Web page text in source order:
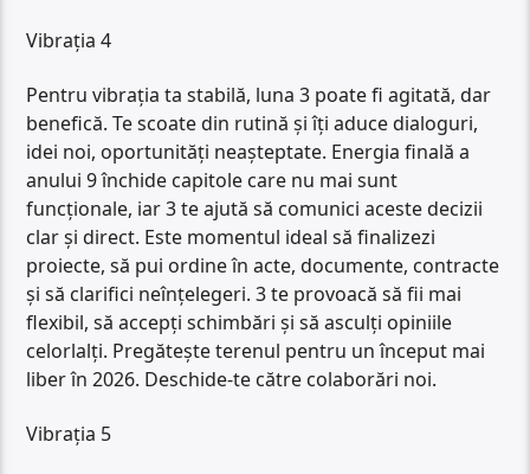
Vibrația 4
Pentru vibrația ta stabilă, luna 3 poate fi agitată, dar
benefică. Te scoate din rutină și îți aduce dialoguri,
idei noi, oportunități neașteptate. Energia finală a
anului 9 închide capitole care nu mai sunt
funcționale, iar 3 te ajută să comunici aceste decizii
clar și direct. Este momentul ideal să finalizezi
proiecte, să pui ordine în acte, documente, contracte
și să clarifici neînțelegeri. 3 te provoacă să fii mai
flexibil, să accepți schimbări și să asculți opiniile
celorlalți. Pregătește terenul pentru un început mai
liber în 2026. Deschide-te către colaborări noi.
Vibrația 5